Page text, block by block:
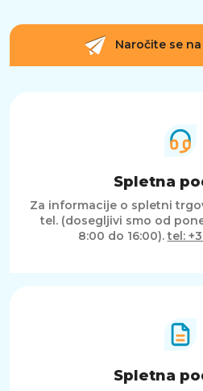
Naročite se
Spletna
Za informacije o spletni
tel. (dosegljivi smo od
8:00 do 16:00).tel:
Spletna